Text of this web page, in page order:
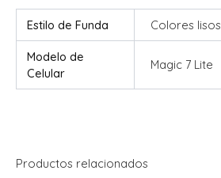
Estilo de Funda Colores lisos
Modelo de
Celular
Magic 7 Lite
Productos relacionados